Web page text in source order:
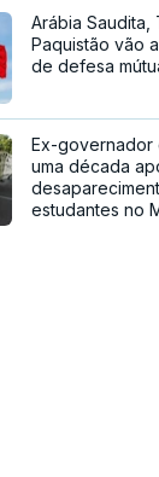
Arábia Saudita,
Paquistão vão
de defesa
Ex-governador
uma década
estudantes no